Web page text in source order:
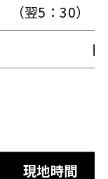
（翌5：30）
現地時間